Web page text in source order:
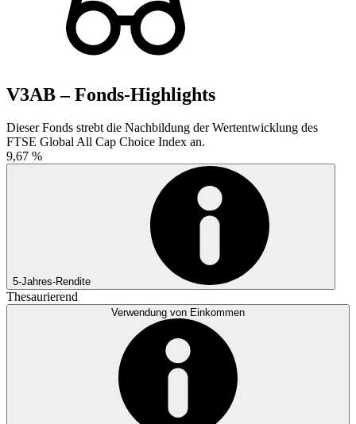
V3AB – Fonds-Highlights
Dieser Fonds strebt die Nachbildung der Wertentwicklung des
FTSE Global All Cap Choice Index an.
9,67 %
5-Jahres-Rendite
Thesaurierend
Verwendung von Einkommen